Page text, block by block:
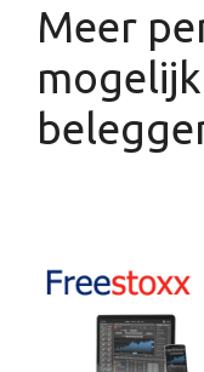
Meer